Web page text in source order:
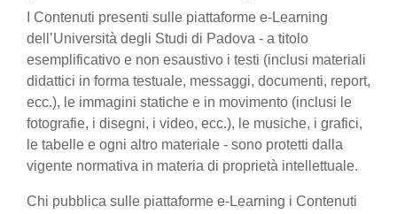
I Contenuti presenti sulle piattaforme e-Learning
dell’Università degli Studi di Padova - a titolo
esemplificativo e non esaustivo i testi (inclusi materiali
didattici in forma testuale, messaggi, documenti, report,
ecc.), le immagini statiche e in movimento (inclusi le
fotografie, i disegni, i video, ecc.), le musiche, i grafici,
le tabelle e ogni altro materiale - sono protetti dalla
vigente normativa in materia di proprietà intellettuale.
Chi pubblica sulle piattaforme e-Learning i Contenuti